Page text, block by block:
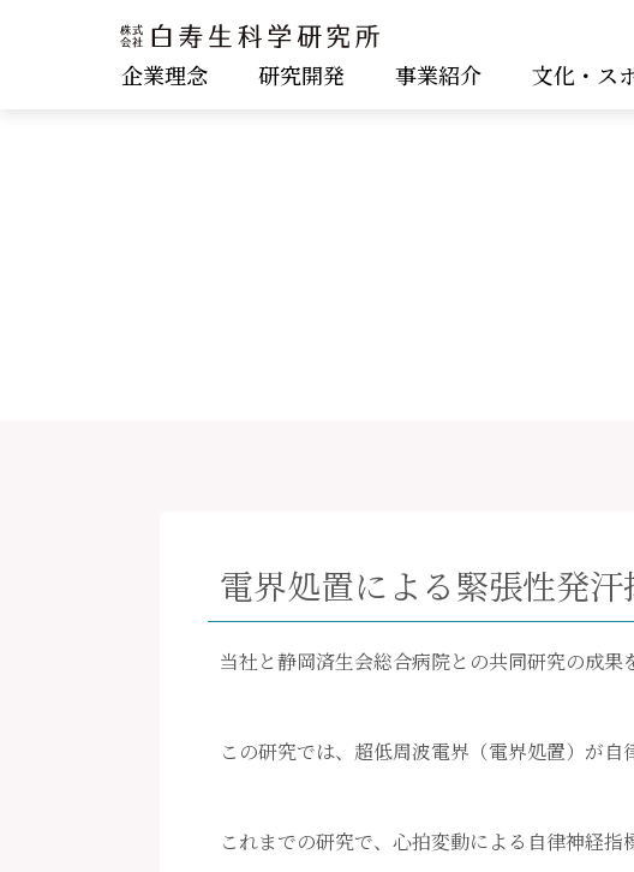
企業理念 研究開発 事業紹介 文化・ス
電界処置による緊張性発
当社と静岡済生会総合病院との共同研究の成
この研究では、超低周波電界（電界処置）が自
これまでの研究で、心拍変動による自律神経